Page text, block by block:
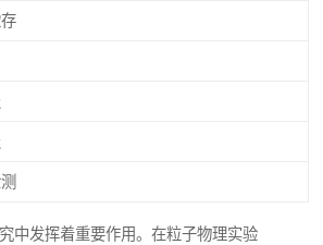
中发挥着重要作用。在粒子物理实验